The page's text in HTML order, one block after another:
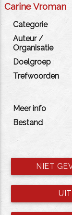
Carine Vroman
Categorie
Auteur /
Organisatie
Doelgroep
Trefwoorden
Meer info
Bestand
NIET